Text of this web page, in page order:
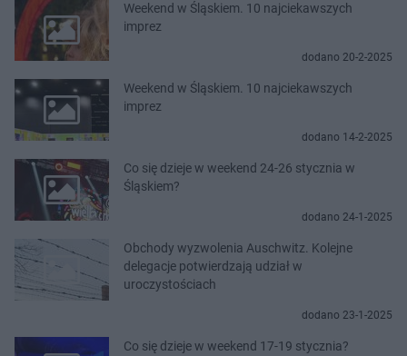
Weekend w Śląskiem. 10 najciekawszych
imprez
dodano 20-2-2025
Weekend w Śląskiem. 10 najciekawszych
imprez
dodano 14-2-2025
Co się dzieje w weekend 24-26 stycznia w
Śląskiem?
dodano 24-1-2025
Obchody wyzwolenia Auschwitz. Kolejne
delegacje potwierdzają udział w
uroczystościach
dodano 23-1-2025
Co się dzieje w weekend 17-19 stycznia?